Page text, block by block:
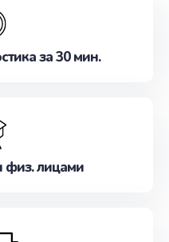
записаться на
за 30 мин.
физ. лицами